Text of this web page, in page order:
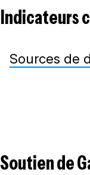
Indicateurs
Sources de
Soutien de